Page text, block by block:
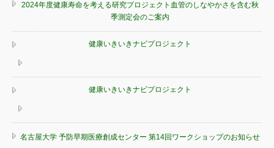
2024年度健康寿命を考える研究プロジェクト血管のしなやかさを含む秋
季測定会のご案内
健康いきいきナビプロジェクト
健康いきいきナビプロジェクト
名古屋大学 予防早期医療創成センター 第14回ワークショップのお知らせ